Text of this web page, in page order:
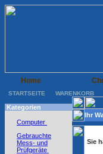
Home
STARTSEITE WARENKORB
Kategorien
Computer
Gebrauchte
Mess- und
Prüfgeräte
Ihr
Sie